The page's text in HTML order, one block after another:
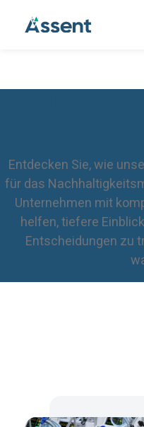
Entdecken Sie, wie
für das
Unternehmen mit
helfen, tiefere
Entscheidungen zu